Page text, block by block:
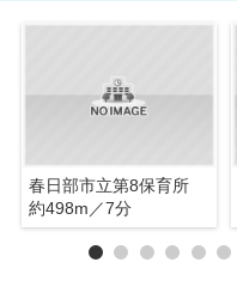
春日部市立第8保育所
約498m／7分